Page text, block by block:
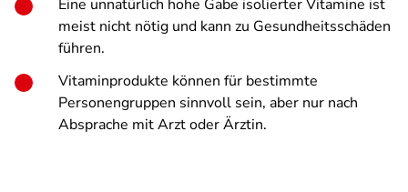
Eine unnatürlich hohe Gabe isolierter Vitamine ist
meist nicht nötig und kann zu Gesundheits­schäden
führen.
Vitaminprodukte können für bestimmte
Personengruppen sinnvoll sein, aber nur nach
Absprache mit Arzt oder Ärztin.